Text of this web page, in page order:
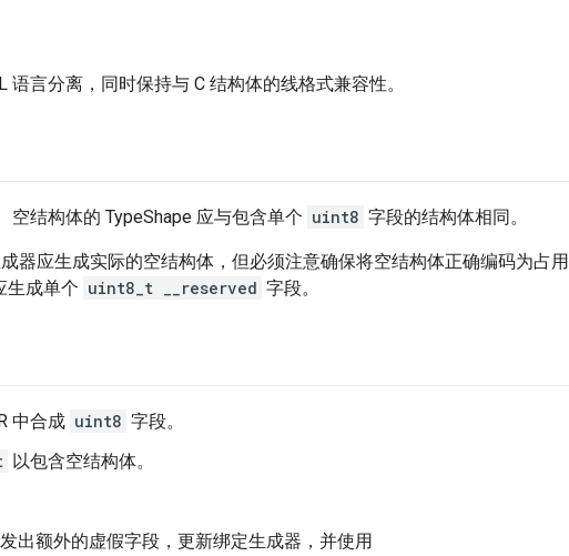
言分离，同时保持与 C 结构体的线格式兼容性。
结构体的 TypeShape 应与包含单个 uint8 字段的结构体相同。
器应生成实际的空结构体，但必须注意确保将空结构体正确编码为占用
生成单个 uint8_t __reserved 字段。
中合成 uint8 字段。
以包含空结构体。
出额外的虚假字段，更新绑定生成器，并使用